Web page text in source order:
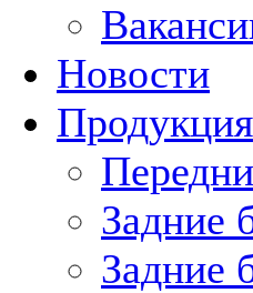
Новости
Продукция
Задние
Задние